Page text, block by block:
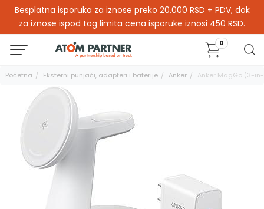
Besplatna isporuka za iznose preko 20.000 RSD + PDV, dok
za iznose ispod tog limita cena isporuke iznosi 450 RSD.
0
Početna Eksterni punjači, adapteri i baterije Anker Anker MagGo (3-